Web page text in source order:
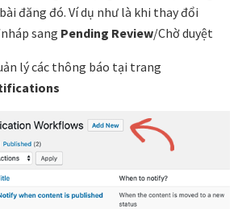
đăng đó. Ví dụ như là khi thay đổi
sang Pending Review/Chờ duyệt
lý các thông báo tại trang